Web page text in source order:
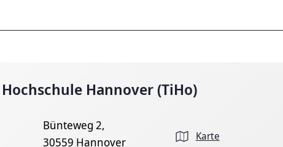
Hannover (TiHo)
Bünteweg 2,
30559 Hannover
Karte